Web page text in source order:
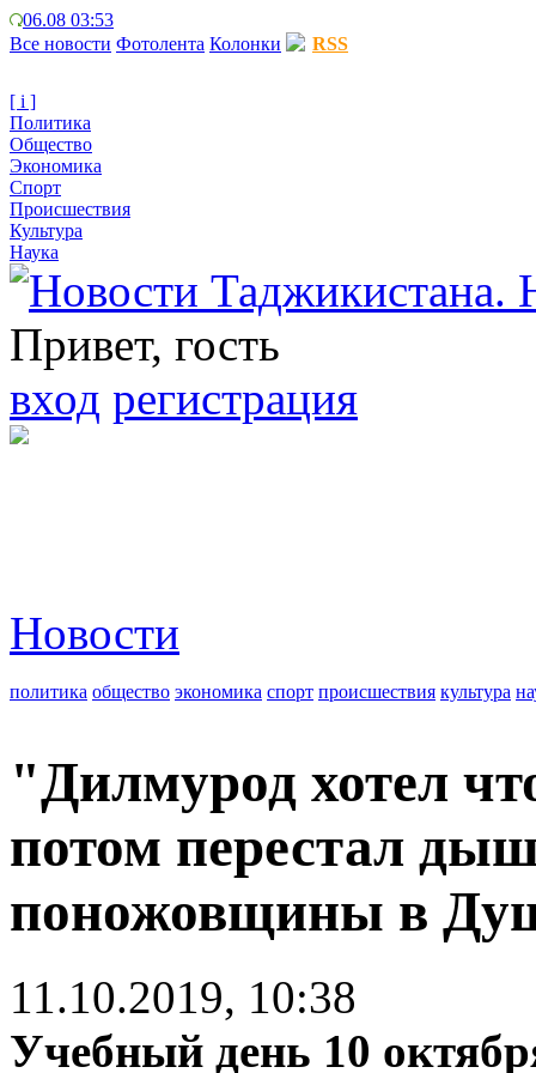
06.08 03:53
Все новости Фотолента Колонки RSS
[ i ]
Политика
Общество
Экономика
Спорт
Происшествия
Культура
Наука
Привет, гость
вход регистрация
Новости
политика общество экономика спорт происшествия культура
"Дилмурод хотел
потом перестал
поножовщины в
11.10.2019, 10:38
Учебный день 10